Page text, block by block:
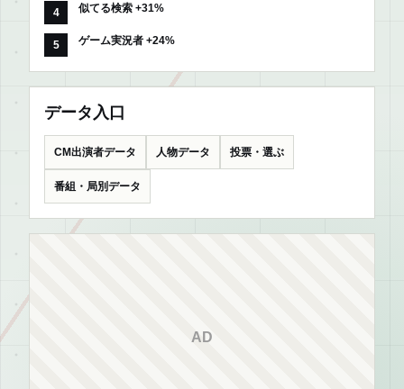
似てる検索 +31%
ゲーム実況者 +24%
データ入口
CM出演者データ 人物データ 投票・選ぶ
番組・局別データ
AD